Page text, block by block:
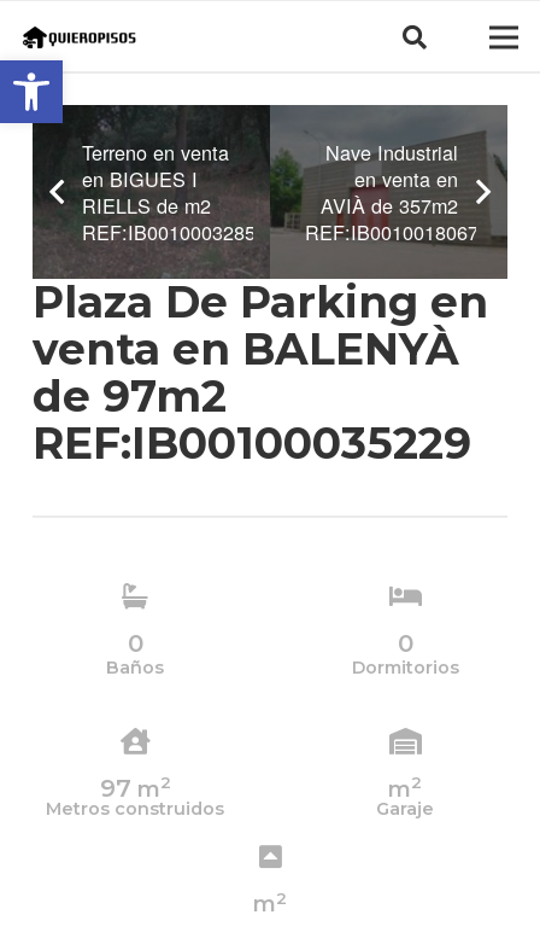
Abrir barra de herramientas
Terreno en venta
en BIGUES I
RIELLS de m2
REF:IB00100032852
Nave Industrial
en venta en
AVIÀ de 357m2
REF:IB00100180671
Plaza De Parking en
venta en BALENYÀ
de 97m2
REF:IB00100035229
0
Baños
0
Dormitorios
97 m2
Metros construidos
m2
Garaje
m2